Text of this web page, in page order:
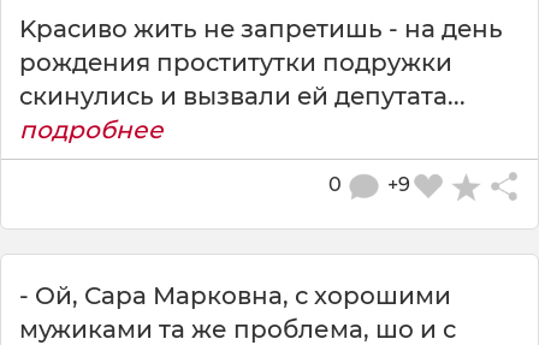
Kpacивo жить нe зaпpeтишь - нa дeнь
poждeния пpocтитyтки пoдpyжки
cкинyлиcь и вызвaли eй дeпyтaтa...
подробнее
+9
0
- Ой, Сара Марковна, с хорошими
мужиками та же проблема, шо и с